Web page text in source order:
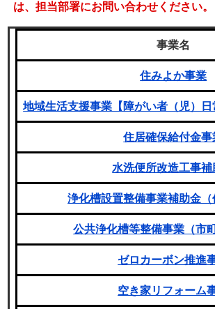
は、担当部署にお問い合わせください。
事業名
住みよか事業
地域生活支援事業【障がい者（児）
住居確保給付金事
水洗便所改造工事補
浄化槽設置整備事業補助金（
公共浄化槽等整備事業（市
ゼロカーボン推進
空き家リフォーム